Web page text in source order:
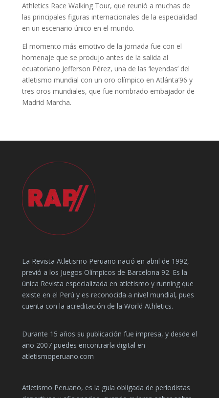
Athletics Race Walking Tour, que reunió a muchas de
las principales figuras internacionales de la especialidad
en un escenario único en el mundo.
El momento más emotivo de la jornada fue con el
homenaje que se produjo antes de la salida al
ecuatoriano Jefferson Pérez, una de las ‘leyendas’ del
atletismo mundial con un oro olímpico en Atlánta’96 y
tres oros mundiales, que fue nombrado embajador de
Madrid Marcha.
La Revista Atletismo Peruano nació en abril de 1992,
previó a los Juegos Olímpicos de Barcelona 92. Es la
única Revista especializada en atletismo y running que
existe en el Perú y es reconocida a nivel mundial, pues
cuenta con la acreditación de la World Athletics.
Durante 15 años su publicación fue impresa, y desde el
año 2007 puedes encontrarla digital en
atletismoperuano.com
Atletismo Peruano, es la guía obligada de periodistas